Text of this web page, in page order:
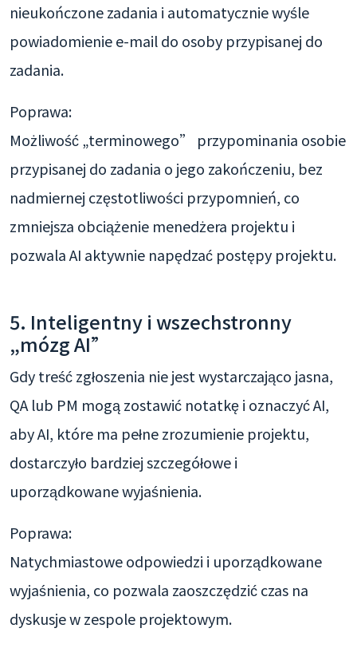
nieukończone zadania i automatycznie wyśle
powiadomienie e-mail do osoby przypisanej do
zadania.
Poprawa:
Możliwość „terminowego” przypominania osobie
przypisanej do zadania o jego zakończeniu, bez
nadmiernej częstotliwości przypomnień, co
zmniejsza obciążenie menedżera projektu i
pozwala AI aktywnie napędzać postępy projektu.
5. Inteligentny i wszechstronny
„mózg AI”
Gdy treść zgłoszenia nie jest wystarczająco jasna,
QA lub PM mogą zostawić notatkę i oznaczyć AI,
aby AI, które ma pełne zrozumienie projektu,
dostarczyło bardziej szczegółowe i
uporządkowane wyjaśnienia.
Poprawa:
Natychmiastowe odpowiedzi i uporządkowane
wyjaśnienia, co pozwala zaoszczędzić czas na
dyskusje w zespole projektowym.